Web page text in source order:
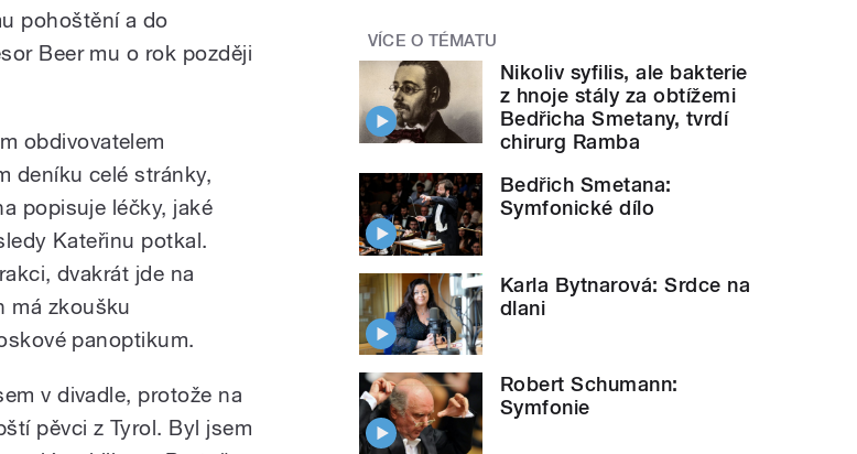
pohoštění a do
Beer mu o rok později
obdivovatelem
deníku celé stránky,
popisuje léčky, jaké
Kateřinu potkal.
dvakrát jde na
má zkoušku
panoptikum.
v divadle, protože na
pěvci z Tyrol. Byl jsem
VÍCE O TÉMATU
Nikoliv syfilis, ale bakterie
z hnoje stály za obtížemi
Bedřicha Smetany, tvrdí
chirurg Ramba
Bedřich Smetana:
Symfonické dílo
Karla Bytnarová: Srdce na
dlani
Robert Schumann:
Symfonie